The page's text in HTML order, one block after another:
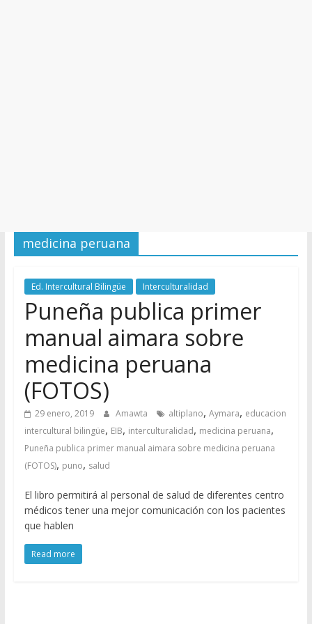
medicina peruana
Ed. Intercultural Bilingüe Interculturalidad
Puneña publica primer
manual aimara sobre
medicina peruana
(FOTOS)
29 enero, 2019 Amawta altiplano, Aymara, educacion
intercultural bilingüe, EIB, interculturalidad, medicina peruana,
Puneña publica primer manual aimara sobre medicina peruana
(FOTOS), puno, salud
El libro permitirá al personal de salud de diferentes centro
médicos tener una mejor comunicación con los pacientes
que hablen
Read more